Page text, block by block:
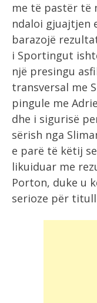
me të pastër të
ndaloi gjuajtjen
barazojë
i Sportingut
një presingu
transversal me
pingule me
dhe i sigurisë
sërish nga
e parë të këtij
likuiduar me
Porton, duke u
serioze për